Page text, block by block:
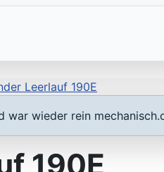
Leerlauf 190E
war wieder rein
190E